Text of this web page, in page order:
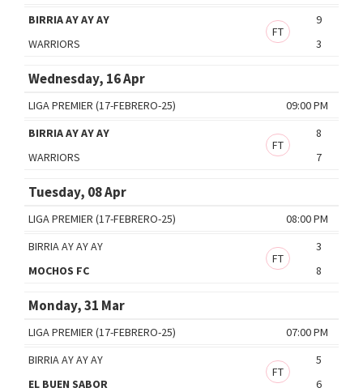
BIRRIA AY AY AY
9
FT
WARRIORS
3
Wednesday, 16 Apr
09:00 PM
LIGA PREMIER (17-FEBRERO-25)
BIRRIA AY AY AY
8
FT
WARRIORS
7
Tuesday, 08 Apr
08:00 PM
LIGA PREMIER (17-FEBRERO-25)
BIRRIA AY AY AY
3
FT
MOCHOS FC
8
Monday, 31 Mar
07:00 PM
LIGA PREMIER (17-FEBRERO-25)
BIRRIA AY AY AY
5
FT
EL BUEN SABOR
6